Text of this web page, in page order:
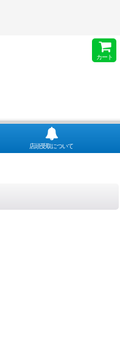
カート
店頭受取について